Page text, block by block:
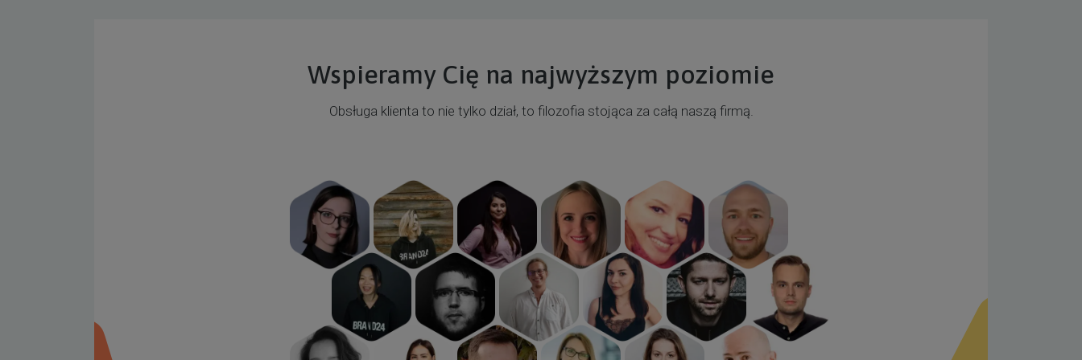
Wspieramy Cię na najwyższym poziomie
Obsługa klienta to nie tylko dział, to filozofia stojąca za całą naszą firmą.